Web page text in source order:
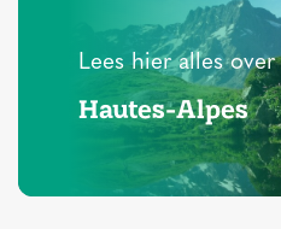
Lees hier alles over
Hautes-Alpes